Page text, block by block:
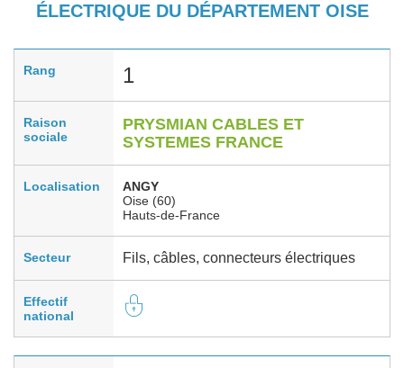
ÉLECTRIQUE DU DÉPARTEMENT OISE
Rang 1
Raison
sociale
PRYSMIAN CABLES ET
SYSTEMES FRANCE
Localisation
ANGY
Oise (60)
Hauts-de-France
Secteur Fils, câbles, connecteurs électriques
Effectif
national